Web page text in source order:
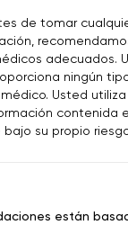
están
de tomar
adecuados.
ningún
Usted
contenida
su propio